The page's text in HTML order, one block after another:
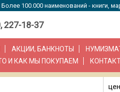
100.000 наименований - книги,
227-18-37
АКЦИИ, БАНКНОТЫ
И КАК МЫ ПОКУПАЕМ